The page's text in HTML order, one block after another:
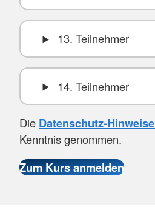
13. Teilnehmer
14. Teilnehmer
Die Datenschutz-Hinweise
Kenntnis genommen.